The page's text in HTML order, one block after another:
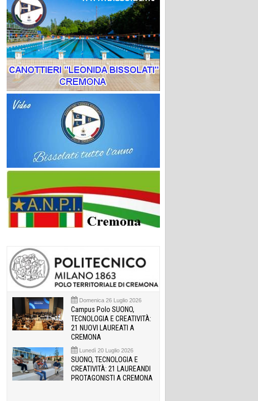
Domenica 26 Luglio 2026
Campus Polo SUONO,
TECNOLOGIA E CREATIVITÀ:
21 NUOVI LAUREATI A
CREMONA
Lunedì 20 Luglio 2026
SUONO, TECNOLOGIA E
CREATIVITÀ: 21 LAUREANDI
PROTAGONISTI A CREMONA